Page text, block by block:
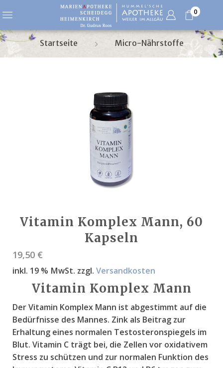
0
Startseite Micro-Nährstoffe
Vitamin Komplex Mann, 60
Kapseln
19,50 €
inkl. 19 % MwSt. zzgl. Versandkosten
Vitamin Komplex Mann
Der Vitamin Komplex Mann ist abgestimmt auf die
Bedürfnisse des Mannes. Zink als Beitrag zur
Erhaltung eines normalen Testosteronspiegels im
Blut. Vitamin C trägt bei, die Zellen vor oxidativem
Stress zu schützen und zur normalen Funktion des